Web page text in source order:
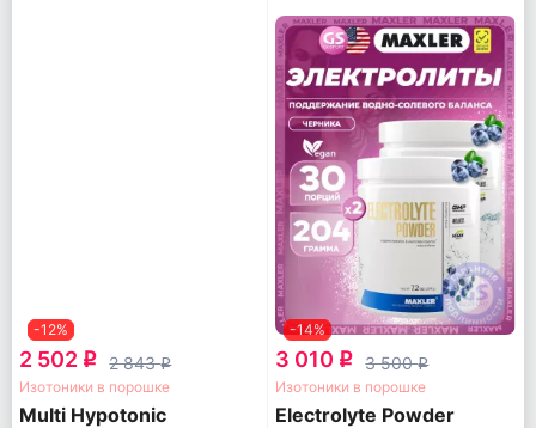
-12%
2 502 q 2 843q
Изотоники в порошке
Multi Hypotonic
-14%
3 010 q 3 500q
Изотоники в порошке
Electrolyte Powder